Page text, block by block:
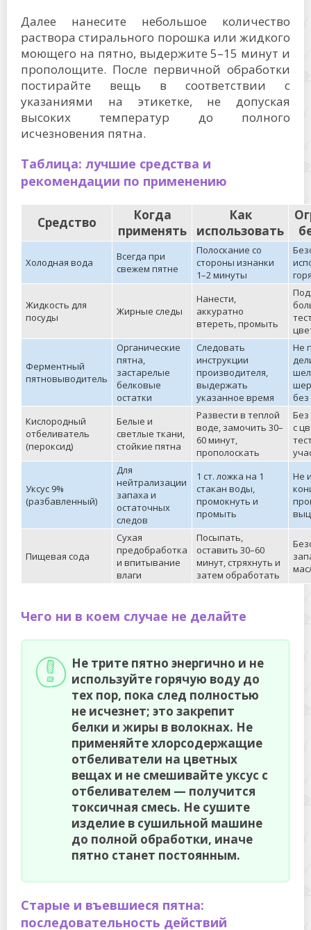
Далее нанесите небольшое количество
раствора стирального порошка или жидкого
моющего на пятно, выдержите 5–15 минут и
прополощите. После первичной обработки
постирайте вещь в соответствии с
указаниями на этикетке, не допуская
высоких температур до полного
исчезновения пятна.
Таблица: лучшие средства и
рекомендации по применению
Средство
Когда
применять
Как
использовать
Холодная вода
Всегда при
свежем пятне
Полоскание со
стороны изнанки
1–2 минуты
Жидкость для
посуды
Жирные следы
Нанести,
аккуратно
втереть, промыть
Ферментный
пятновыводитель
Органические
пятна,
застарелые
белковые
остатки
Следовать
инструкции
производителя,
выдержать
указанное время
Не
Кислородный
отбеливатель
(пероксид)
Белые и
светлые ткани,
стойкие пятна
Развести в теплой
воде, замочить 30–
60 минут,
прополоскать
Без
с
Уксус 9%
(разбавленный)
Для
нейтрализации
запаха и
остаточных
следов
1 ст. ложка на 1
стакан воды,
промокнуть и
промыть
Не
Пищевая сода
Сухая
предобработка
и впитывание
влаги
Посыпать,
оставить 30–60
минут, стряхнуть и
затем обработать
Чего ни в коем случае не делайте
Не трите пятно энергично и не
используйте горячую воду до
тех пор, пока след полностью
не исчезнет; это закрепит
белки и жиры в волокнах. Не
применяйте хлорсодержащие
отбеливатели на цветных
вещах и не смешивайте уксус с
отбеливателем — получится
токсичная смесь. Не сушите
изделие в сушильной машине
до полной обработки, иначе
пятно станет постоянным.
Старые и въевшиеся пятна:
последовательность действий